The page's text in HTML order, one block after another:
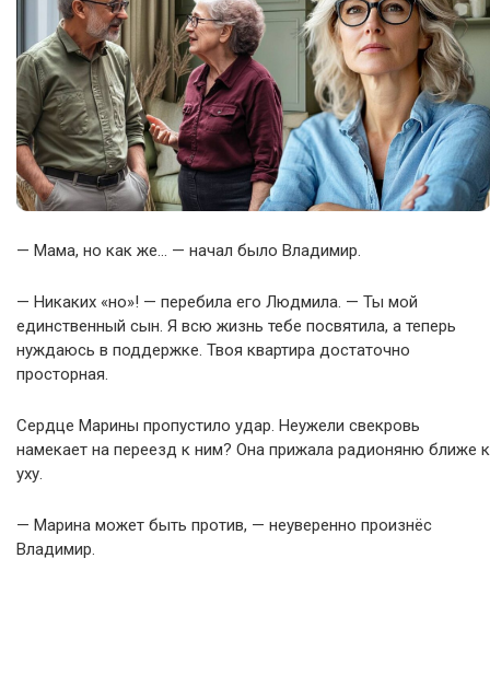
— Мама, но как же… — начал было Владимир.
— Никаких «но»! — перебила его Людмила. — Ты мой
единственный сын. Я всю жизнь тебе посвятила, а теперь
нуждаюсь в поддержке. Твоя квартира достаточно
просторная.
Сердце Марины пропустило удар. Неужели свекровь
намекает на переезд к ним? Она прижала радионяню ближе к
уху.
— Марина может быть против, — неуверенно произнёс
Владимир.